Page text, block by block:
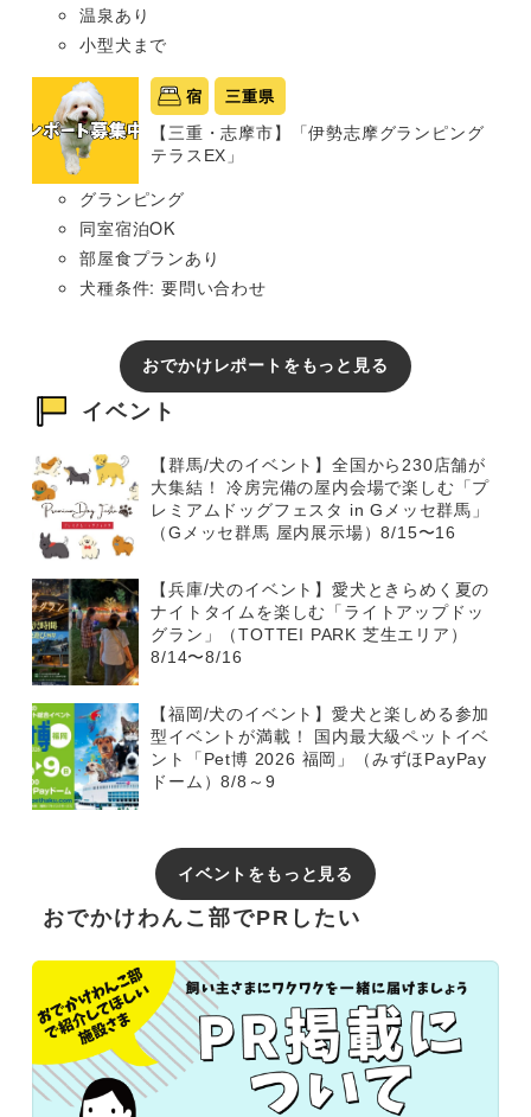
温泉あり
小型犬まで
宿 三重県
【三重・志摩市】「伊勢志摩グランピング
テラスEX」
グランピング
同室宿泊OK
部屋食プランあり
犬種条件: 要問い合わせ
おでかけレポートをもっと見る
イベント
【群馬/犬のイベント】全国から230店舗が
大集結！ 冷房完備の屋内会場で楽しむ「プ
レミアムドッグフェスタ in Gメッセ群馬」
（Gメッセ群馬 屋内展示場）8/15〜16
【兵庫/犬のイベント】愛犬ときらめく夏の
ナイトタイムを楽しむ「ライトアップドッ
グラン」（TOTTEI PARK 芝生エリア）
8/14〜8/16
【福岡/犬のイベント】愛犬と楽しめる参加
型イベントが満載！ 国内最大級ペットイベ
ント「Pet博 2026 福岡」（みずほPayPay
ドーム）8/8～9
イベントをもっと見る
おでかけわんこ部でPRしたい